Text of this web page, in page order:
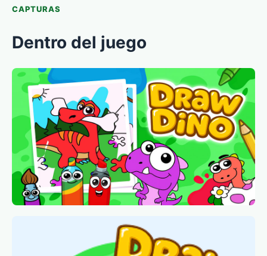
CAPTURAS
Dentro del juego